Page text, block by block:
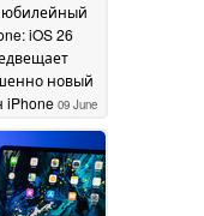
юбилейный
iOS 26
новый
iPhone 09 June
2025